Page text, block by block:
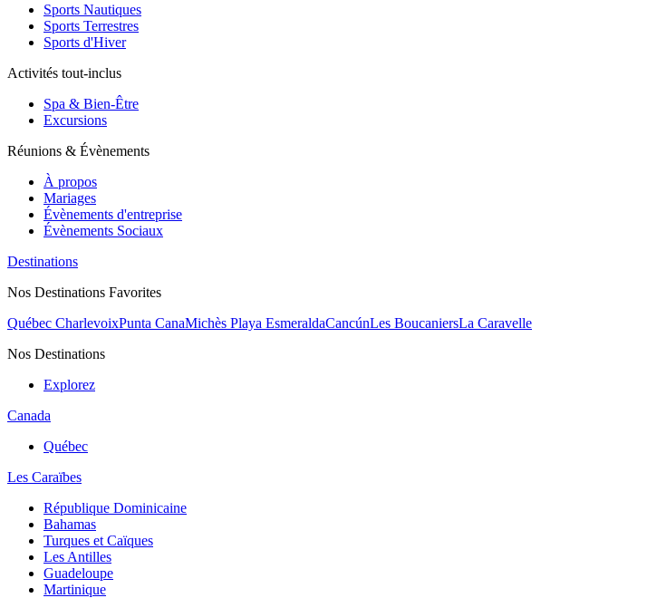
Sports Nautiques
Sports Terrestres
Sports d'Hiver
Activités tout-inclus
Spa & Bien-Être
Excursions
Réunions & Évènements
À propos
Mariages
Évènements d'entreprise
Évènements Sociaux
Destinations
Nos Destinations Favorites
Québec CharlevoixPunta CanaMichès Playa EsmeraldaCancúnLes BoucaniersLa Caravelle
Nos Destinations
Explorez
Canada
Québec
Les Caraïbes
République Dominicaine
Bahamas
Turques et Caïques
Les Antilles
Guadeloupe
Martinique